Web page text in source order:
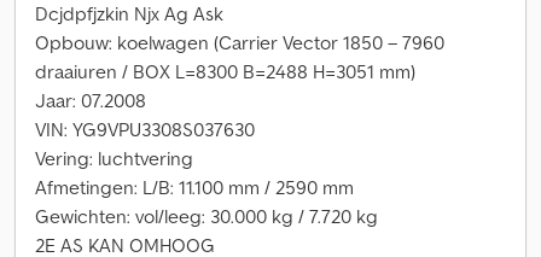
Dcjdpfjzkin Njx Ag Ask
Opbouw: koelwagen (Carrier Vector 1850 – 7960
draaiuren / BOX L=8300 B=2488 H=3051 mm)
Jaar: 07.2008
VIN: YG9VPU3308S037630
Vering: luchtvering
Afmetingen: L/B: 11.100 mm / 2590 mm
Gewichten: vol/leeg: 30.000 kg / 7.720 kg
2E AS KAN OMHOOG